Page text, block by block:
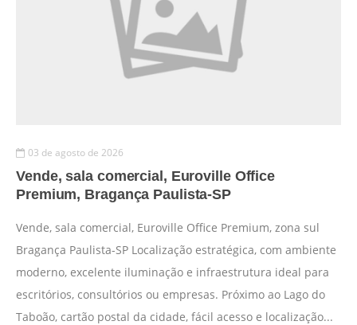
03 de agosto de 2026
Vende, sala comercial, Euroville Office
Premium, Bragança Paulista-SP
Vende, sala comercial, Euroville Office Premium, zona sul
Bragança Paulista-SP Localização estratégica, com ambiente
moderno, excelente iluminação e infraestrutura ideal para
escritórios, consultórios ou empresas. Próximo ao Lago do
Taboão, cartão postal da cidade, fácil acesso e localização...